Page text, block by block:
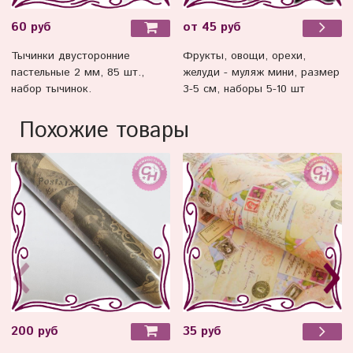
60 руб
Тычинки двусторонние
пастельные 2 мм, 85 шт.,
набор тычинок.
от 45 руб
Фрукты, овощи, орехи,
желуди - муляж мини, размер
3-5 см, наборы 5-10 шт
Похожие товары
200 руб 35 руб